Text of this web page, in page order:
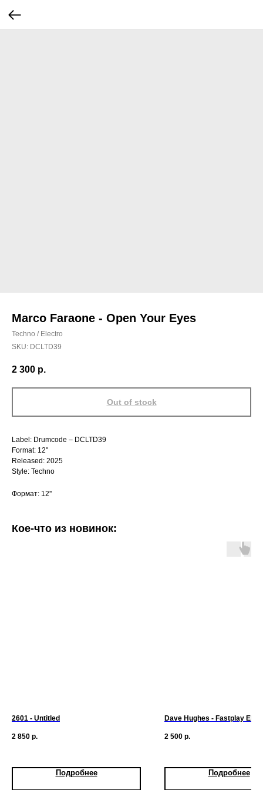
Marco Faraone - Open Your Eyes
Techno / Electro
SKU: DCLTD39
2 300 р.
Out of stock
Label: Drumcode – DCLTD39
Format: 12"
Released: 2025
Style: Techno
Формат: 12''
Кое-что из новинок:
2601 - Untitled
2 850 р.
Подробнее
Dave Hughes - Fastplay EP
2 500 р.
Подробнее